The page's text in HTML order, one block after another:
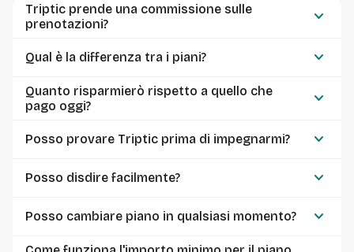
Triptic prende una commissione sulle
prenotazioni?
keyboard_arrow_down
Qual è la differenza tra i piani? keyboard_arrow_down
Quanto risparmierò rispetto a quello che
pago oggi?
keyboard_arrow_down
Posso provare Triptic prima di impegnarmi? keyboard_arrow_down
Posso disdire facilmente? keyboard_arrow_down
Posso cambiare piano in qualsiasi momento? keyboard_arrow_down